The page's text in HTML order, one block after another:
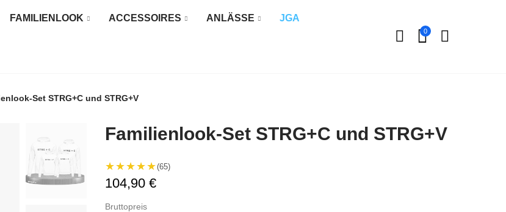
FAMILIENLOOK ACCESSOIRES ANLÄSSE JGA
0
Set STRG+C und STRG+V
Familienlook-Set STRG+C und STRG+V
★★★★★(65)
104,90 €
Bruttopreis